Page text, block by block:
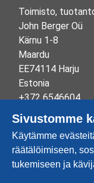
Toimisto,
John Berger Oü
Kärnu 1-8
Maardu
EE74114 Harju
Estonia
+372 6546604
Reg.nr 10265834
EE100332513
Sivustomme
Käytämme
räätälöimiseen,
tukemiseen ja